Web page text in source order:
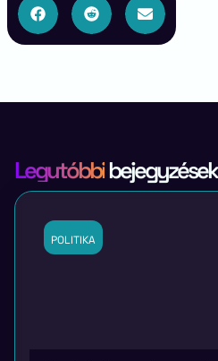
Legutóbbibejegyzések
POLITIKA